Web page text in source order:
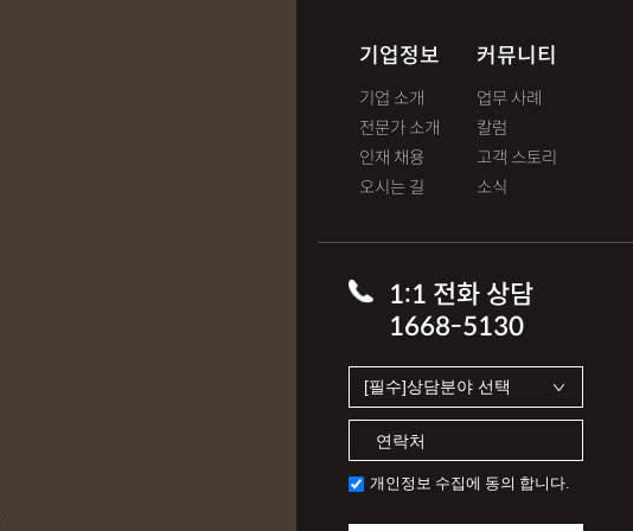
기업정보
기업 소개
전문가 소개
인재 채용
오시는 길
커뮤니티
업무 사례
칼럼
고객 스토리
소식
1:1 전화 상담
1668-5130
개인정보 수집에 동의 합니다.